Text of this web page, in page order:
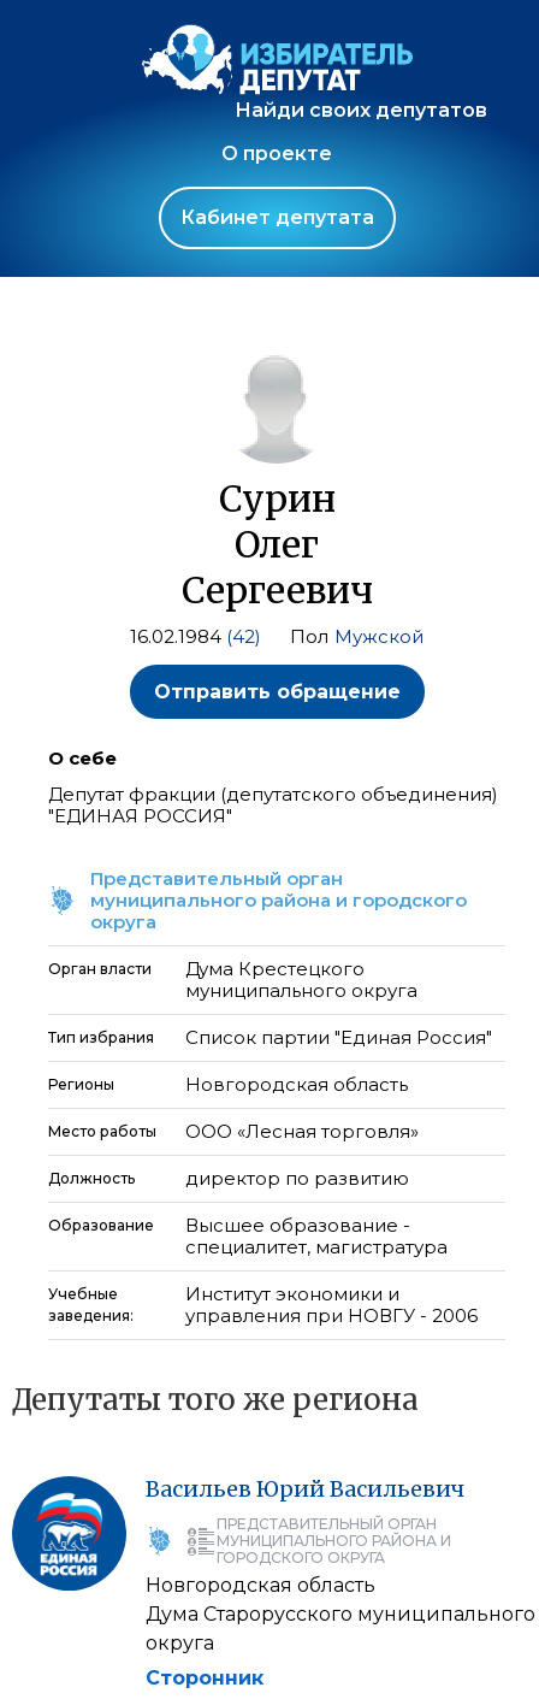
Найди своих депутатов
О проекте
Кабинет депутата
Сурин
Олег
Сергеевич
16.02.1984 (42) Пол Мужской
Отправить обращение
О себе
Депутат фракции (депутатского объединения)
"ЕДИНАЯ РОССИЯ"
Представительный орган
муниципального района и городского
округа
Орган власти
Дума Крестецкого
муниципального округа
Тип избрания Список партии "Единая Россия"
Регионы Новгородская область
Место работы ООО «Лесная торговля»
Должность директор по развитию
Образование
Высшее образование -
специалитет, магистратура
Учебные
заведения:
Институт экономики и
управления при НОВГУ - 2006
Депутаты того же региона
Васильев ЮрийВасильевич
ПРЕДСТАВИТЕЛЬНЫЙ ОРГАН
МУНИЦИПАЛЬНОГО РАЙОНА И
ГОРОДСКОГО ОКРУГА
Новгородская область
Дума Старорусского муниципального
округа
Сторонник